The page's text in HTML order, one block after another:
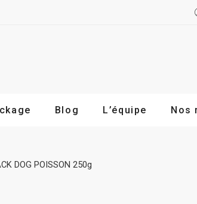
Blog L’équipe Nos
DOG POISSON 250g